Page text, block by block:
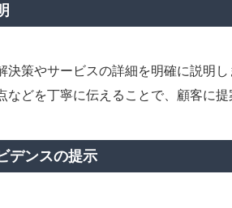
決策やサービスの詳細を明確に説明
などを丁寧に伝えることで、顧客に提
デンスの提示